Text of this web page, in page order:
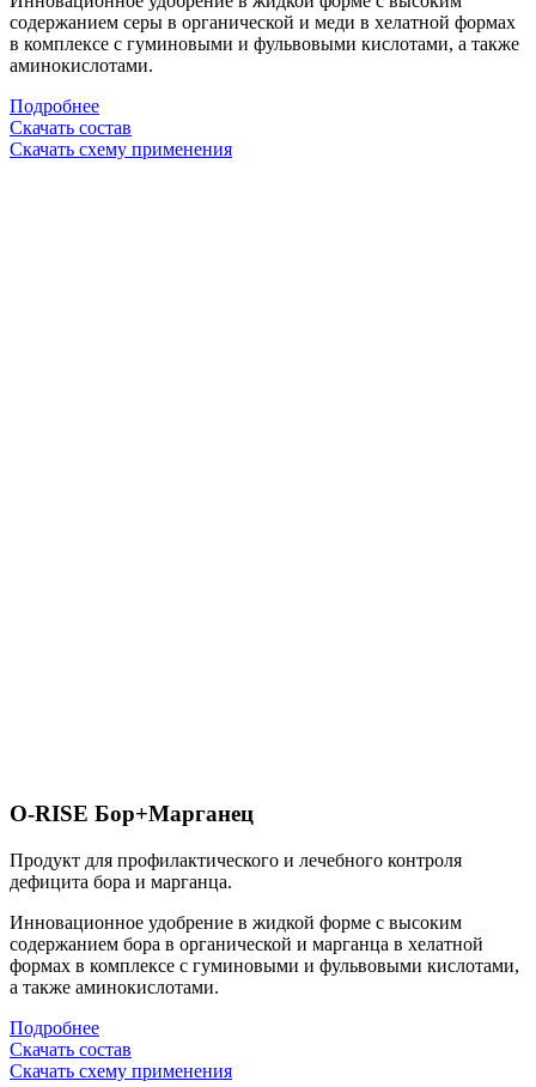
содержанием серы в органической и меди в хелатной формах
в комплексе с гуминовыми и фульвовыми кислотами, а также
аминокислотами.
Подробнее
Скачать состав
Скачать схему применения
O-RISE Бор+Марганец
Продукт для профилактического и лечебного контроля
дефицита бора и марганца.
Инновационное удобрение в жидкой форме с высоким
содержанием бора в органической и марганца в хелатной
формах в комплексе с гуминовыми и фульвовыми кислотами,
а также аминокислотами.
Подробнее
Скачать состав
Скачать схему применения